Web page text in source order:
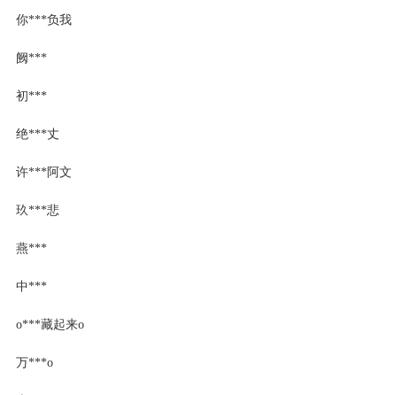
你***负我
阙***
初***
绝***丈
许***阿文
玖***悲
燕***
中***
o***藏起来o
万***o